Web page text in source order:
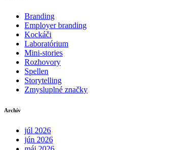
Branding
Employer branding
Kockáči
Laboratórium
Mini-stories
Rozhovory
Spellen
Storytelling
Zmysluplné značky
Archív
júl 2026
jún 2026